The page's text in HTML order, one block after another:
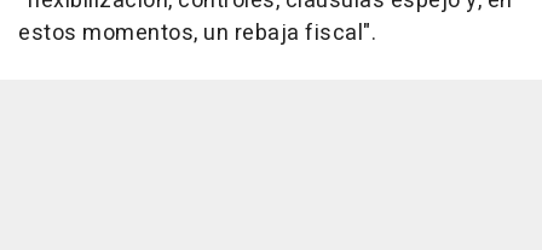
estos momentos, un rebaja fiscal".